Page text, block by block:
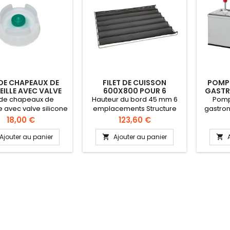
CHAPEAUX DE
AVEC VALVE
POUR SAUCES
chapeaux de
avec valve silicone
Le concept
First-In, First-out
une rotation
de la sauce vu que
mise en première
Prix
18,00 €
Ajouter au panier
FILET DE CUISSON
600X800 POUR 6
BAGUETTES
Hauteur du bord 45 mm 6
emplacements Structure
inox
Prix
123,60 €
 Ajouter au panier
de
inox
